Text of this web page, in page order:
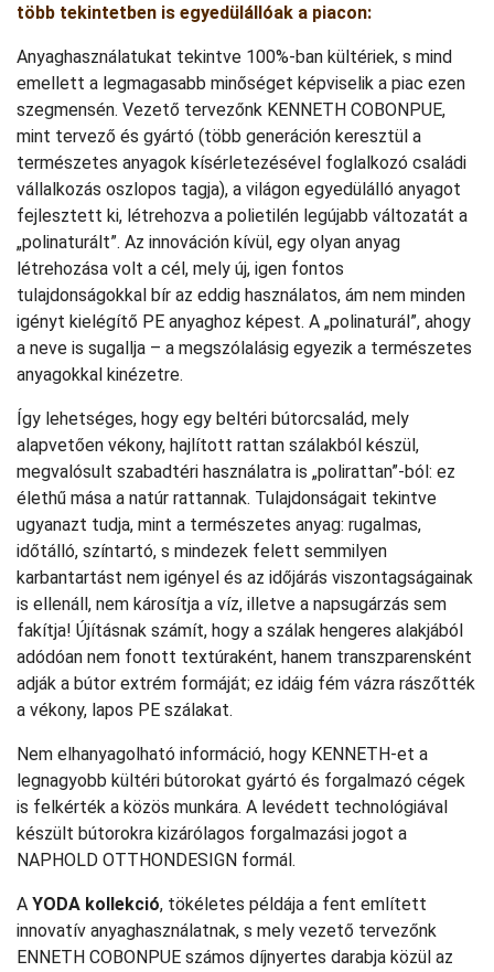
több tekintetben is egyedülállóak a piacon:
Anyaghasználatukat tekintve 100%-ban kültériek, s mind
emellett a legmagasabb minőséget képviselik a piac ezen
szegmensén. Vezető tervezőnk KENNETH COBONPUE,
mint tervező és gyártó (több generáción keresztül a
természetes anyagok kísérletezésével foglalkozó családi
vállalkozás oszlopos tagja), a világon egyedülálló anyagot
fejlesztett ki, létrehozva a polietilén legújabb változatát a
„polinaturált”. Az innováción kívül, egy olyan anyag
létrehozása volt a cél, mely új, igen fontos
tulajdonságokkal bír az eddig használatos, ám nem minden
igényt kielégítő PE anyaghoz képest. A „polinaturál”, ahogy
a neve is sugallja – a megszólalásig egyezik a természetes
anyagokkal kinézetre.
Így lehetséges, hogy egy beltéri bútorcsalád, mely
alapvetően vékony, hajlított rattan szálakból készül,
megvalósult szabadtéri használatra is „polirattan”-ból: ez
élethű mása a natúr rattannak. Tulajdonságait tekintve
ugyanazt tudja, mint a természetes anyag: rugalmas,
időtálló, színtartó, s mindezek felett semmilyen
karbantartást nem igényel és az időjárás viszontagságainak
is ellenáll, nem károsítja a víz, illetve a napsugárzás sem
fakítja! Újításnak számít, hogy a szálak hengeres alakjából
adódóan nem fonott textúraként, hanem transzparensként
adják a bútor extrém formáját; ez idáig fém vázra rászőtték
a vékony, lapos PE szálakat.
Nem elhanyagolható információ, hogy KENNETH-et a
legnagyobb kültéri bútorokat gyártó és forgalmazó cégek
is felkérték a közös munkára. A levédett technológiával
készült bútorokra kizárólagos forgalmazási jogot a
NAPHOLD OTTHONDESIGN formál.
A YODA kollekció, tökéletes példája a fent említett
innovatív anyaghasználatnak, s mely vezető tervezőnk
ENNETH COBONPUE számos díjnyertes darabja közül az